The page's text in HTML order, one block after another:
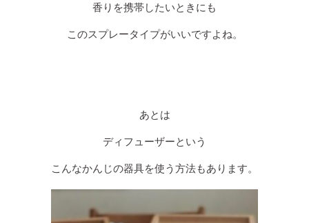
香りを携帯したいときにも
このスプレータイプがいいですよね。
あとは
ディフューザーという
こんなかんじの器具を使う方法もあります。